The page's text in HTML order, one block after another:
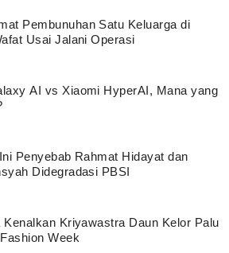
Pembunuhan Satu Keluarga di
Usai Jalani Operasi
AI vs Xiaomi HyperAI, Mana yang
Penyebab Rahmat Hidayat dan
Didegradasi PBSI
Kenalkan Kriyawastra Daun Kelor Palu
Week